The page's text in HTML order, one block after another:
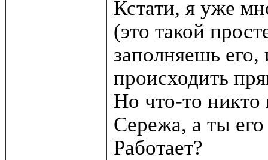
Кстати, я уже
(это такой
заполняешь его,
происходить
Но что-то никто
Сережа, а ты
Работает?